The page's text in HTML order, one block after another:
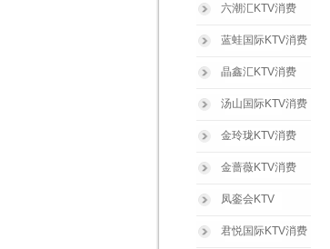
六潮汇KTV消费
蓝蛙国际KTV消费
晶鑫汇KTV消费
汤山国际KTV消费
金玲珑KTV消费
金蔷薇KTV消费
凤銮会KTV
君悦国际KTV消费